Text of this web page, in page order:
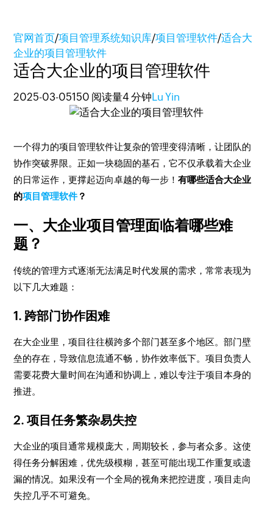
官网首页/项目管理系统知识库/项目管理软件/适合大
企业的项目管理软件
适合大企业的项目管理软件
2025-03-05150 阅读量4 分钟 Lu Yin
一个得力的项目管理软件让复杂的管理变得清晰，让团队的
协作突破界限。正如一块稳固的基石，它不仅承载着大企业
的日常运作，更撑起迈向卓越的每一步！有哪些适合大企业
的项目管理软件？
一、大企业项目管理面临着哪些难
题？
传统的管理方式逐渐无法满足时代发展的需求，常常表现为
以下几大难题：
1. 跨部门协作困难
在大企业里，项目往往横跨多个部门甚至多个地区。部门壁
垒的存在，导致信息流通不畅，协作效率低下。项目负责人
需要花费大量时间在沟通和协调上，难以专注于项目本身的
推进。
2. 项目任务繁杂易失控
大企业的项目通常规模庞大，周期较长，参与者众多。这使
得任务分解困难，优先级模糊，甚至可能出现工作重复或遗
漏的情况。如果没有一个全局的视角来把控进度，项目走向
失控几乎不可避免。